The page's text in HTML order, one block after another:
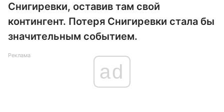
Снигиревки, оставив там свой
контингент. Потеря Снигиревки стала бы
значительным событием.
Реклама
ad